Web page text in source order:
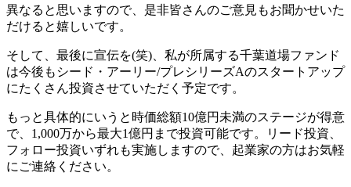
異なると思いますので、是非皆さんのご意見もお聞かせいた
だけると嬉しいです。
そして、最後に宣伝を(笑)、私が所属する千葉道場ファンド
は今後もシード・アーリー/プレシリーズAのスタートアップ
にたくさん投資させていただく予定です。
もっと具体的にいうと時価総額10億円未満のステージが得意
で、1,000万から最大1億円まで投資可能です。リード投資、
フォロー投資いずれも実施しますので、起業家の方はお気軽
にご連絡ください。